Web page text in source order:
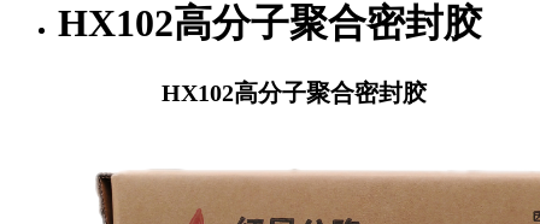
HX102高分子聚合密封胶
HX102高分子聚合密封胶